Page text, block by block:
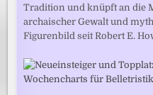
Tradition und knüpft an die
archaischer Gewalt und
Figurenbild seit Robert E.